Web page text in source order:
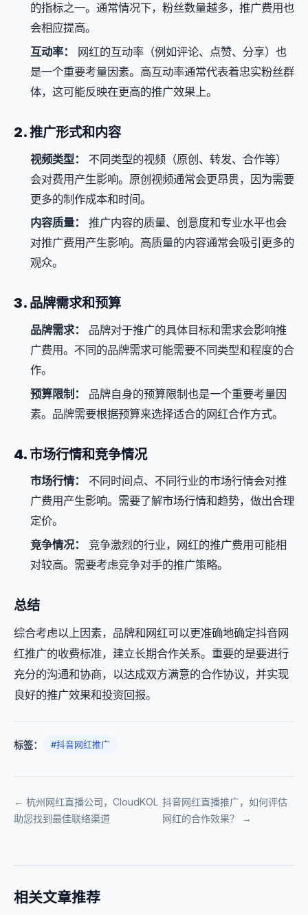
的指标之一。通常情况下，粉丝数量越多，推广费用也
会相应提高。
互动率：
网红的互动率（例如评论、点赞、分享）也
是一个重要考量因素。高互动率通常代表着忠实粉丝群
体，这可能反映在更高的推广效果上。
2. 推广形式和内容
视频类型：
不同类型的视频（原创、转发、合作等）
会对费用产生影响。原创视频通常会更昂贵，因为需要
更多的制作成本和时间。
内容质量：
推广内容的质量、创意度和专业水平也会
对推广费用产生影响。高质量的内容通常会吸引更多的
观众。
3. 品牌需求和预算
品牌需求：
品牌对于推广的具体目标和需求会影响推
广费用。不同的品牌需求可能需要不同类型和程度的合
作。
预算限制：
品牌自身的预算限制也是一个重要考量因
素。品牌需要根据预算来选择适合的网红合作方式。
4. 市场行情和竞争情况
市场行情：
不同时间点、不同行业的市场行情会对推
广费用产生影响。需要了解市场行情和趋势，做出合理
定价。
竞争情况：
竞争激烈的行业，网红的推广费用可能相
对较高。需要考虑竞争对手的推广策略。
总结
综合考虑以上因素，品牌和网红可以更准确地确定抖音网
红推广的收费标准，建立长期合作关系。重要的是要进行
充分的沟通和协商，以达成双方满意的合作协议，并实现
良好的推广效果和投资回报。
标签： #抖音网红推广
← 杭州网红直播公司，CloudKOL
助您找到最佳联络渠道
抖音网红直播推广，如何评估
网红的合作效果？ →
相关文章推荐